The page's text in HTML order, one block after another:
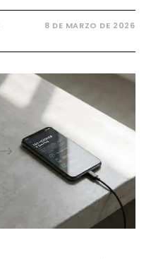
8 DE MARZO DE 2026